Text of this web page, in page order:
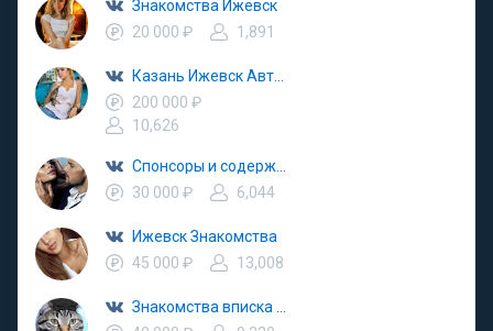
Знакомства Ижевск
20 000 ₽
1,891
200 000 ₽
10,626
30 000 ₽
6,044
Ижевск Знакомства
45 000 ₽
13,008